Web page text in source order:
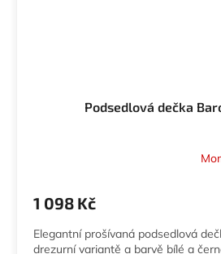
Podsedlová dečka
1 098 Kč
Elegantní prošívaná podsedlová
drezurní variantě a barvě bílé a